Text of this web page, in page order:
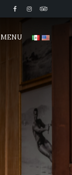
MENU